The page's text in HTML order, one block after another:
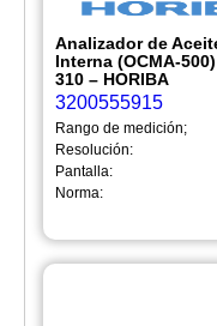
Analizador de
Interna (OCMA-
310 – HORIBA
3200555915
Rango de medición;
Resolución:
Pantalla:
Norma: